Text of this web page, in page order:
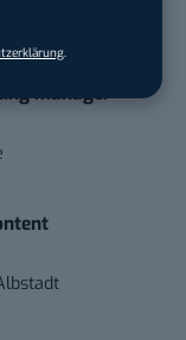
.
Manager